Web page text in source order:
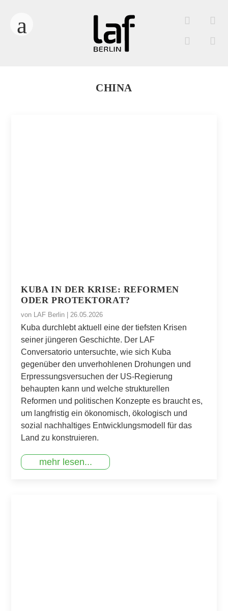
CHINA
KUBA IN DER KRISE: REFORMEN
ODER PROTEKTORAT?
von LAF Berlin 26.05.2026
Kuba durchlebt aktuell eine der tiefsten Krisen
seiner jüngeren Geschichte. Der LAF
Conversatorio untersuchte, wie sich Kuba
gegenüber den unverhohlenen Drohungen und
Erpressungsversuchen der US-Regierung
behaupten kann und welche strukturellen
Reformen und politischen Konzepte es braucht es,
um langfristig ein ökonomisch, ökologisch und
sozial nachhaltiges Entwicklungsmodell für das
Land zu konstruieren.
mehr lesen...